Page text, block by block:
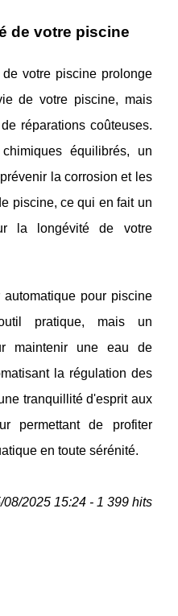
de votre piscine
votre piscine prolonge
de votre piscine, mais
réparations coûteuses.
équilibrés, un
la corrosion et les
piscine, ce qui en fait un
la longévité de votre
automatique pour piscine
pratique, mais un
maintenir une eau de
la régulation des
tranquillité d'esprit aux
permettant de profiter
en toute sérénité.
08/2025 15:24 - 1 399 hits